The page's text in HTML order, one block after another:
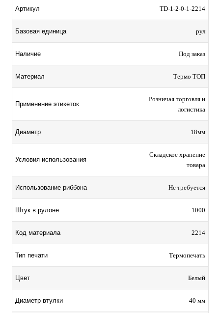
Артикул TD-1-2-0-1-2214
Базовая единица рул
Наличие Под заказ
Материал Термо ТОП
Применение этикеток
Розничая торговля и
логистика
Диаметр 18мм
Условия использования
Складское хранение
товара
Использование риббона Не требуется
Штук в рулоне 1000
Код материала 2214
Тип печати Термопечать
Цвет Белый
Диаметр втулки 40 мм